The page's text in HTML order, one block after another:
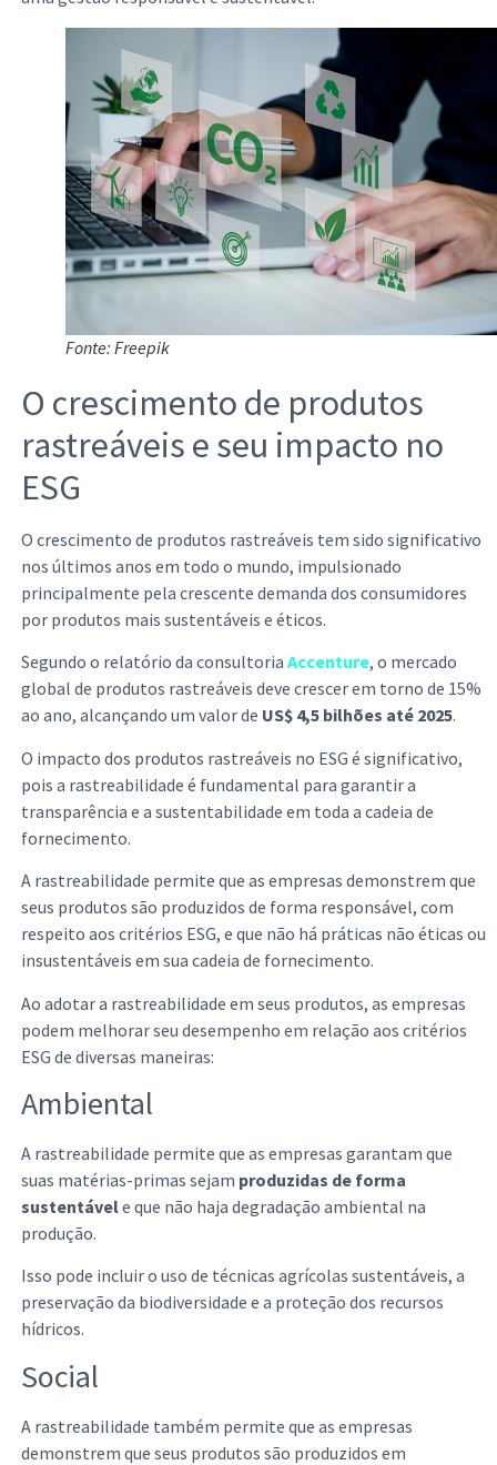
Fonte: Freepik
O crescimento de produtos
rastreáveis e seu impacto no
ESG
O crescimento de produtos rastreáveis tem sido significativo
nos últimos anos em todo o mundo, impulsionado
principalmente pela crescente demanda dos consumidores
por produtos mais sustentáveis e éticos.
Segundo o relatório da consultoria Accenture, o mercado
global de produtos rastreáveis deve crescer em torno de 15%
ao ano, alcançando um valor de US$ 4,5 bilhões até 2025.
O impacto dos produtos rastreáveis no ESG é significativo,
pois a rastreabilidade é fundamental para garantir a
transparência e a sustentabilidade em toda a cadeia de
fornecimento.
A rastreabilidade permite que as empresas demonstrem que
seus produtos são produzidos de forma responsável, com
respeito aos critérios ESG, e que não há práticas não éticas ou
insustentáveis em sua cadeia de fornecimento.
Ao adotar a rastreabilidade em seus produtos, as empresas
podem melhorar seu desempenho em relação aos critérios
ESG de diversas maneiras:
Ambiental
A rastreabilidade permite que as empresas garantam que
suas matérias-primas sejam produzidas de forma
sustentávele que não haja degradação ambiental na
produção.
Isso pode incluir o uso de técnicas agrícolas sustentáveis, a
preservação da biodiversidade e a proteção dos recursos
hídricos.
Social
A rastreabilidade também permite que as empresas
demonstrem que seus produtos são produzidos em